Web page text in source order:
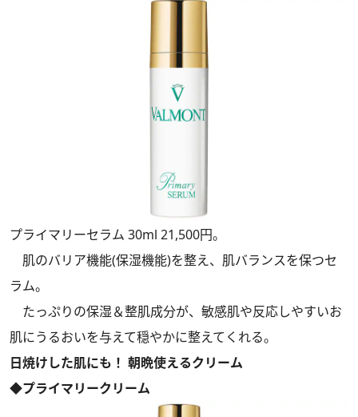
プライマリーセラム 30ml 21,500円。
肌のバリア機能(保湿機能)を整え、肌バランスを保つセ
ラム。
たっぷりの保湿＆整肌成分が、敏感肌や反応しやすいお
肌にうるおいを与えて穏やかに整えてくれる。
日焼けした肌にも！ 朝晩使えるクリーム
◆プライマリークリーム